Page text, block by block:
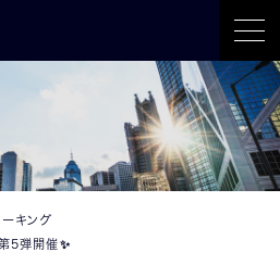
ーキング
5弾開催✨